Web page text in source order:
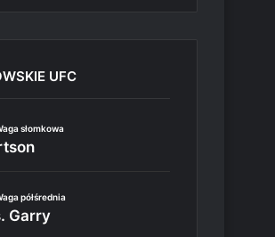
UFC
słomkowa
półśrednia
Garry